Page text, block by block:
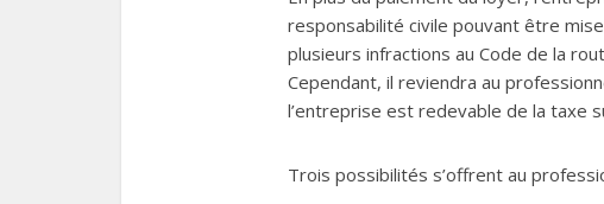
responsabilité civile pouvant être
plusieurs infractions au Code de la
Cependant, il reviendra au
l’entreprise est redevable de la taxe
Trois possibilités s’offrent au